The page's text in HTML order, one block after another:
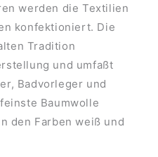
werden die Textilien
konfektioniert. Die
Tradition
und umfaßt
Badvorleger und
Baumwolle
den Farben weiß und